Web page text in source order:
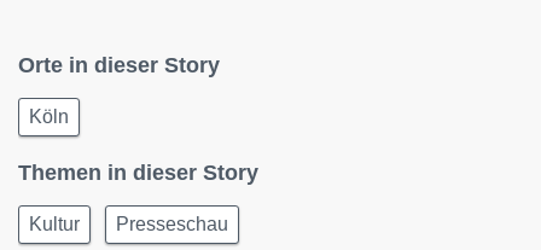
Orte in dieser Story
Köln
Themen in dieser Story
Kultur Presseschau